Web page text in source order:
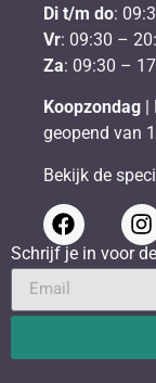
Di t/m do:
Vr: 09:30 –
Za: 09:30 –
Koopzondag
geopend van
Bekijk de
Schrijf je in voor